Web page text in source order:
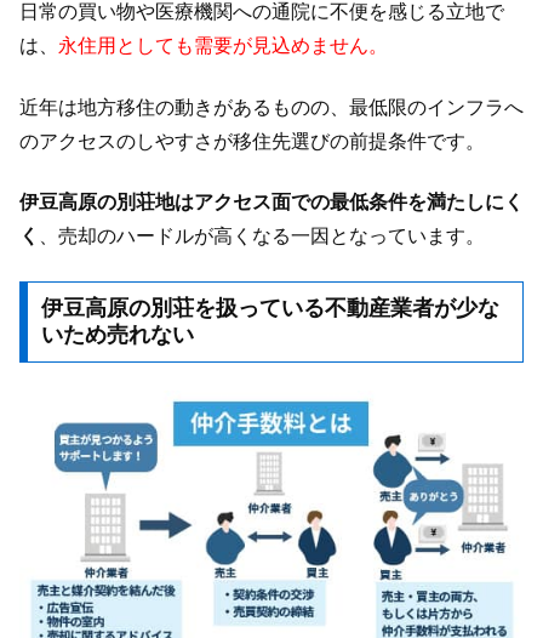
日常の買い物や医療機関への通院に不便を感じる立地で
は、 永住用としても需要が見込めません。
近年は地方移住の動きがあるものの、最低限のインフラへ
のアクセスのしやすさが移住先選びの前提条件です。
伊豆高原の別荘地はアクセス面での最低条件を満たしにく
く
、売却のハードルが高くなる一因となっています。
伊豆高原の別荘を扱っている不動産業者が少な
いため売れない